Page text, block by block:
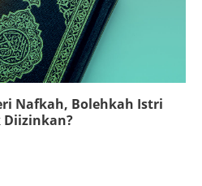
Nafkah, Bolehkah Istri
Diizinkan?